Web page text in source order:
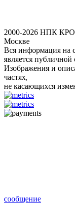
2000-2026 НПК
Москве
Вся информация на
является публичной
Изображения и
частях,
не касающихся
сообщение